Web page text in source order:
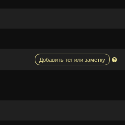
Добавить тег или заметку